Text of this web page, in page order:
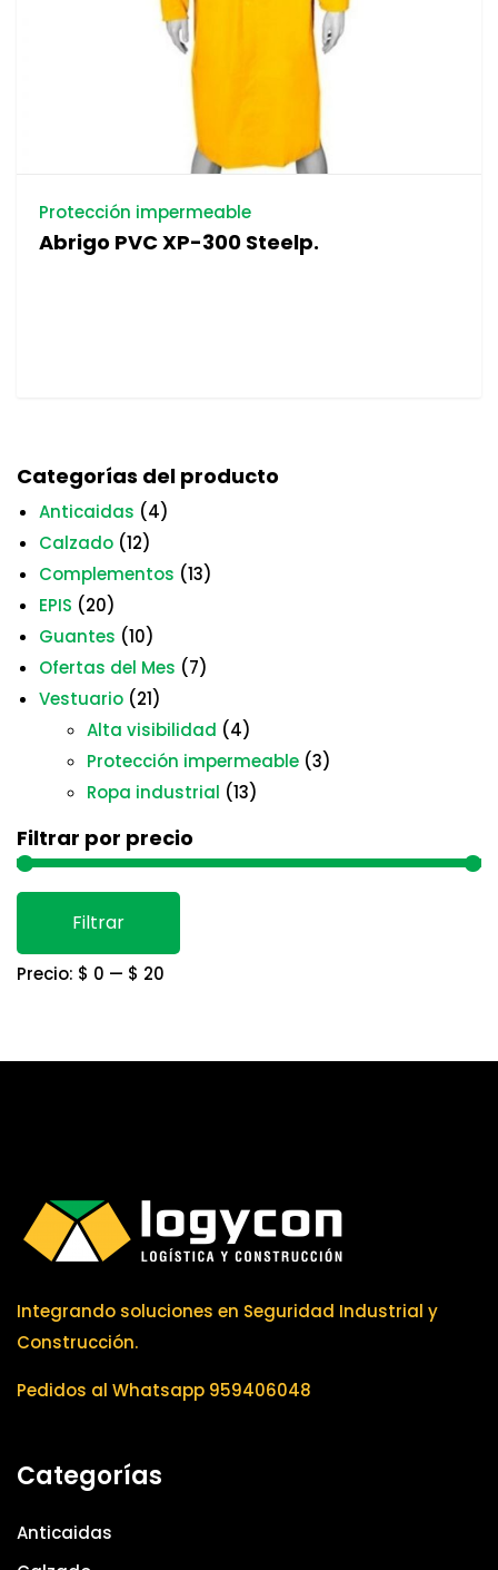
Categorías del producto
Anticaidas (4)
Calzado (12)
Complementos (13)
EPIS (20)
Guantes (10)
Ofertas del Mes (7)
Vestuario (21)
Alta visibilidad (4)
Protección impermeable (3)
Ropa industrial (13)
Filtrar por precio
Precio mínimo
Precio máximo
Filtrar
Precio: $ 0 — $ 20
Protección impermeable
Abrigo PVC XP-300 Steelp.
Integrando soluciones en Seguridad Industrial y
Construcción.
Pedidos al Whatsapp 959406048
Categorías
Anticaidas